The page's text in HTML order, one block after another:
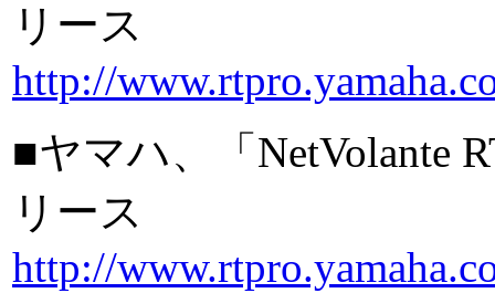
リース
http://
■ヤマハ、「NetVolante
リース
http://